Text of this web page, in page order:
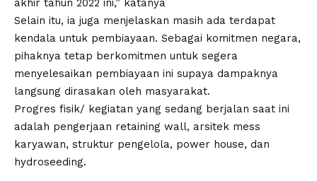
akhir tahun 2022 ini,” katanya
Selain itu, ia juga menjelaskan masih ada terdapat
kendala untuk pembiayaan. Sebagai komitmen negara,
pihaknya tetap berkomitmen untuk segera
menyelesaikan pembiayaan ini supaya dampaknya
langsung dirasakan oleh masyarakat.
Progres fisik/ kegiatan yang sedang berjalan saat ini
adalah pengerjaan retaining wall, arsitek mess
karyawan, struktur pengelola, power house, dan
hydroseeding.